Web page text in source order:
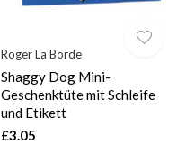
Roger La Borde
Shaggy Dog Mini-
Geschenktüte mit Schleife
und Etikett
£3.05